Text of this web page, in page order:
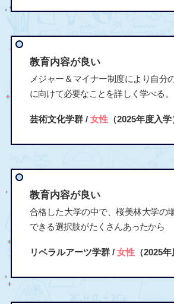
教育内容が良い
メジャー＆マイナー制度により自分
に向けて必要なことを詳しく学べる。
芸術文化学群 / 女性（2025年度入学
教育内容が良い
合格した大学の中で、桜美林大学の
できる選択肢がたくさんあったから
リベラルアーツ学群 / 女性（2025年